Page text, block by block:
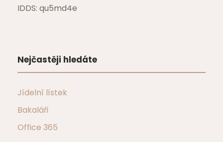
IDDS: qu5md4e
Nejčastěji hledáte
Jídelní lístek
Bakaláři
Office 365